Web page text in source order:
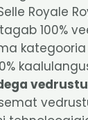
Royale
100%